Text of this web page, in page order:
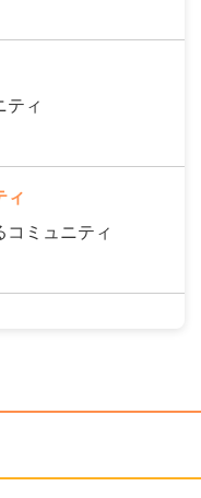
ティ
ィ
コミュニティ